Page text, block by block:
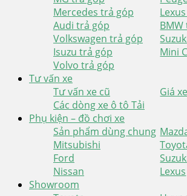
Mercedes trả góp
Audi trả góp
Volkswagen trả góp
Isuzu trả góp
Mini
Volvo trả góp
Tư vấn xe
Tư vấn xe cũ
Giá
Các dòng xe ô tô Tải
Phụ kiện – đồ chơi xe
Sản phẩm dùng chung
Mitsubishi
Ford
Nissan
Lexus
Showroom